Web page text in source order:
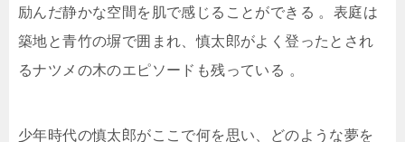
励んだ静かな空間を肌で感じることができる 。表庭は
築地と青竹の塀で囲まれ、慎太郎がよく登ったとされ
るナツメの木のエピソードも残っている 。
少年時代の慎太郎がここで何を思い、どのような夢を